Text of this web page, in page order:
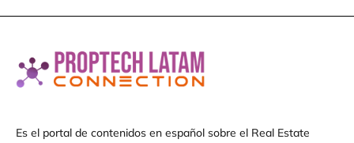
Es el portal de contenidos en español sobre el Real Estate